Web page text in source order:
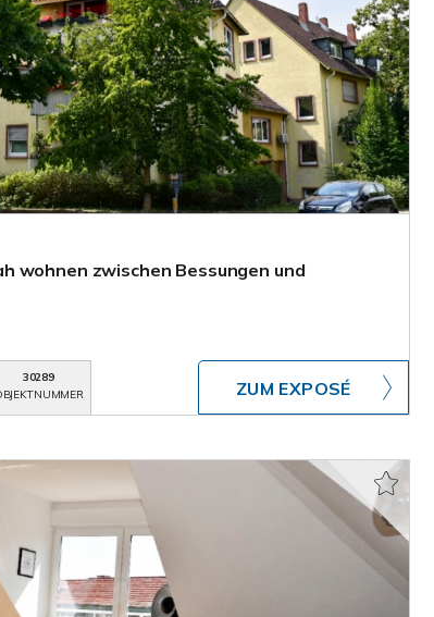
wohnen zwischen Bessungen und
30289
ZUM EXPOSÉ